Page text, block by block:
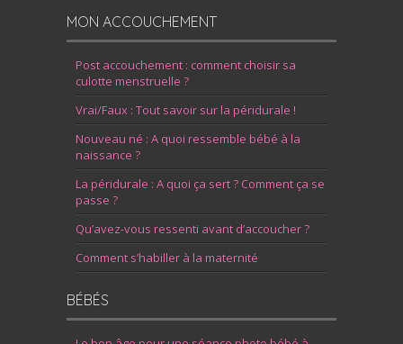
MON ACCOUCHEMENT
Post accouchement : comment choisir sa
culotte menstruelle ?
Vrai/Faux : Tout savoir sur la péridurale !
Nouveau né : A quoi ressemble bébé à la
naissance ?
La péridurale : A quoi ça sert ? Comment ça se
passe ?
Qu’avez-vous ressenti avant d’accoucher ?
Comment s’habiller à la maternité
BÉBÉS